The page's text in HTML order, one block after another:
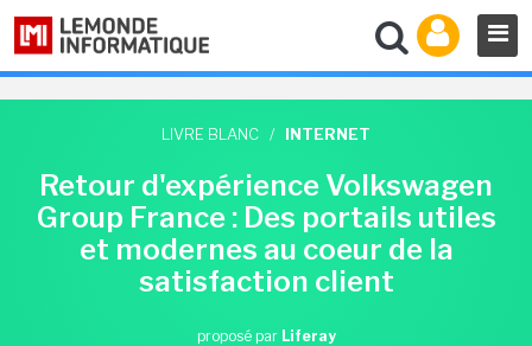
LIVRE BLANC / INTERNET
Retour d'expérience Volkswagen
Group France : Des portails utiles
et modernes au coeur de la
satisfaction client
proposé par Liferay